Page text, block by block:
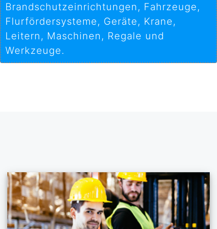
Brandschutzeinrichtungen, Fahrzeuge,
Flurfördersysteme, Geräte, Krane,
Leitern, Maschinen, Regale und
Werkzeuge.